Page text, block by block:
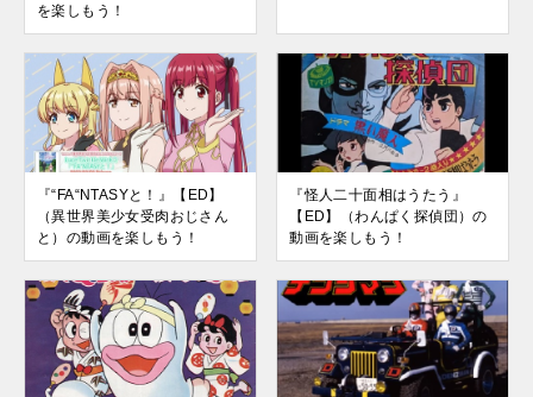
を楽しもう！
『“FA“NTASYと！』【ED】
（異世界美少女受肉おじさん
と）の動画を楽しもう！
『怪人二十面相はうたう』
【ED】（わんぱく探偵団）の
動画を楽しもう！